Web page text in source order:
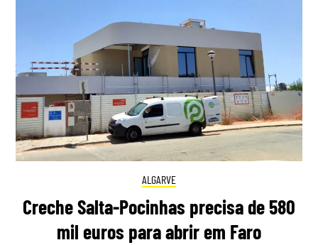
ALGARVE
Creche Salta-Pocinhas precisa de 580
mil euros para abrir em Faro